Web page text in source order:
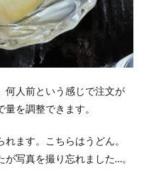
何人前という感じで注文が
を調整できます。
ます。こちらはうどん。
写真を撮り忘れました…。